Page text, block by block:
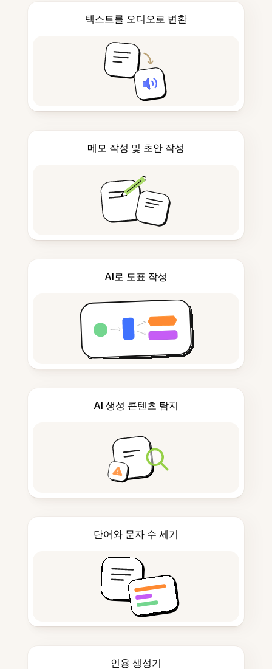
텍스트를 오디오로 변환
메모 작성 및 초안 작성
AI로 도표 작성
AI 생성 콘텐츠 탐지
단어와 문자 수 세기
인용 생성기